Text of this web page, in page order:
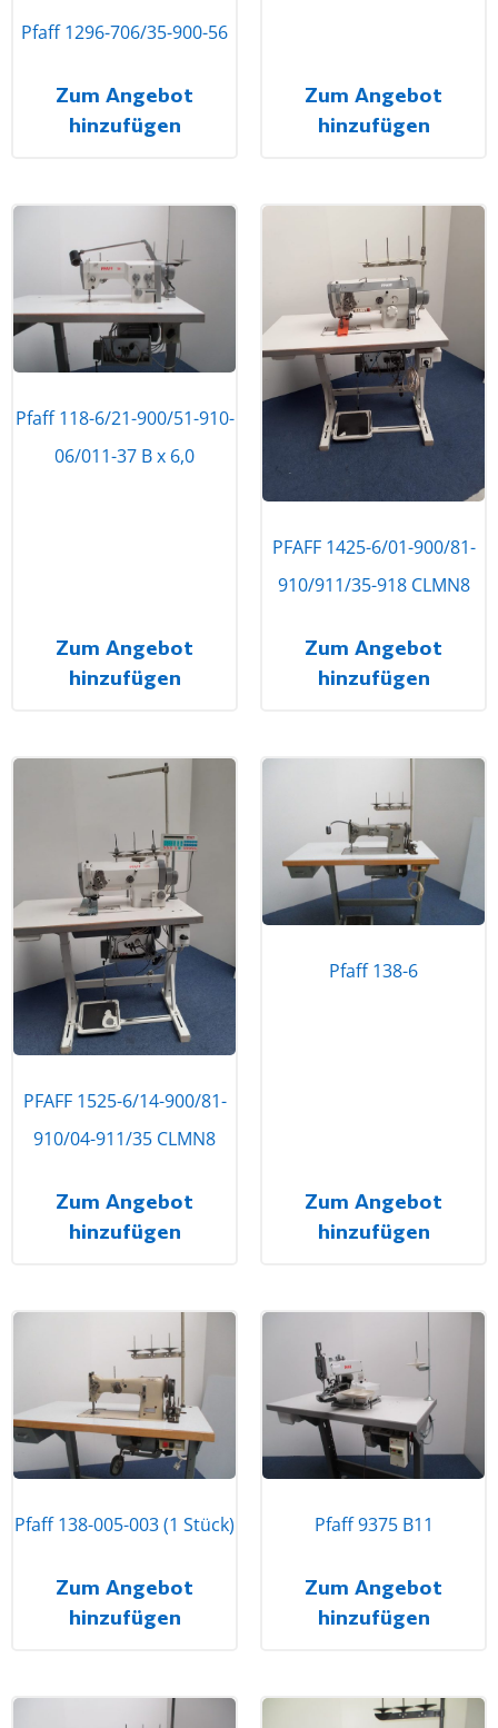
Pfaff 1296-706/35-900-56
Zum Angebot
hinzufügen
Zum Angebot
hinzufügen
Pfaff 118-6/21-900/51-910-
06/011-37 B x 6,0
Zum Angebot
hinzufügen
PFAFF 1425-6/01-900/81-
910/911/35-918 CLMN8
Zum Angebot
hinzufügen
PFAFF 1525-6/14-900/81-
910/04-911/35 CLMN8
Zum Angebot
hinzufügen
Pfaff 138-6
Zum Angebot
hinzufügen
Pfaff 138-005-003 (1 Stück)
Zum Angebot
hinzufügen
Pfaff 9375 B11
Zum Angebot
hinzufügen